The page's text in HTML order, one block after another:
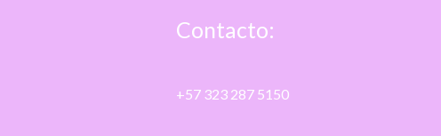
Contacto:
+57 323 287 5150